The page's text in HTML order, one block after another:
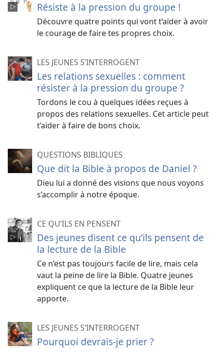
Résiste à la pression du groupe !
Découvre quatre points qui vont t’aider à avoir
le courage de faire tes propres choix.
LES JEUNES S’INTERROGENT
Les relations sexuelles : comment
résister à la pression du groupe ?
Tordons le cou à quelques idées reçues à
propos des relations sexuelles. Cet article peut
t’aider à faire de bons choix.
QUESTIONS BIBLIQUES
Que dit la Bible à propos de Daniel ?
Dieu lui a donné des visions que nous voyons
s’accomplir à notre époque.
CE QU’ILS EN PENSENT
Des jeunes disent ce qu’ils pensent de
la lecture de la Bible
Ce n’est pas toujours facile de lire, mais cela
vaut la peine de lire la Bible. Quatre jeunes
expliquent ce que la lecture de la Bible leur
apporte.
LES JEUNES S’INTERROGENT
Pourquoi devrais-je prier ?